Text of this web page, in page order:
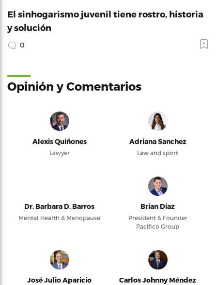
El sinhogarismo juvenil tiene rostro, historia
y solución
0
Opinión y Comentarios
Alexis Quiñones
Lawyer
Adriana Sanchez
Law and sport
Dr. Barbara D. Barros
Mental Health & Menopause
Brian Díaz
President & Founder
Pacifico Group
José Julio Aparicio
Carlos Johnny Méndez